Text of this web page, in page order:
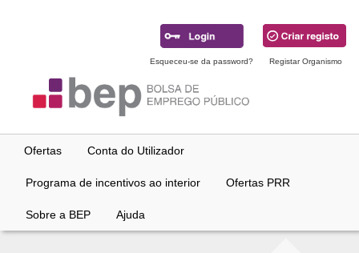
Esqueceu-se da password? Registar Organismo
Ofertas Conta do Utilizador
Programa de incentivos ao interior Ofertas PRR
Sobre a BEP Ajuda